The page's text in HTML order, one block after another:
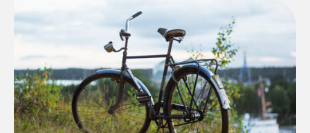
pengene eller lade dem stå